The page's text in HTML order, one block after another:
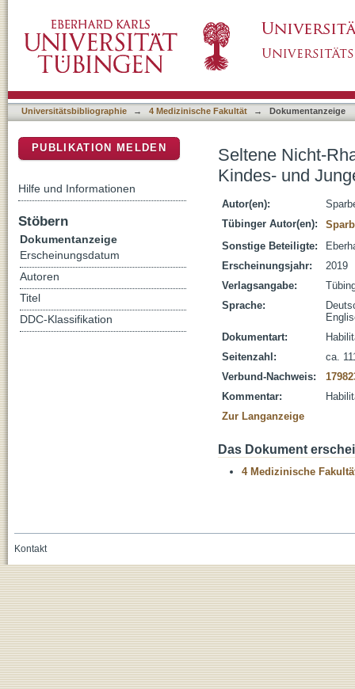
Universitätsbibliographie → 4 Medizinische Fakultät → Dokumentanzeige
Seltene Nicht-
Kindes- und
Autor(en):
Tübinger Autor(en):
Sonstige Beteiligte:
Erscheinungsjahr:
2019
Verlagsangabe:
Sprache:
Dokumentart:
Seitenzahl:
ca.
Verbund-Nachweis:
Kommentar:
Zur Langanzeige
Das Dokument
4 Medizinische
PUBLIKATION MELDEN
Hilfe und Informationen
Stöbern
Dokumentanzeige
Erscheinungsdatum
Autoren
Titel
DDC-Klassifikation
Kontakt